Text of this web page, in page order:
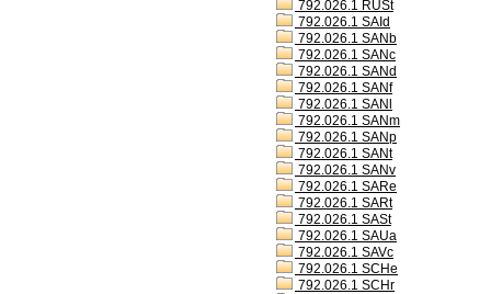
792.026.1 RUSt
792.026.1 SAId
792.026.1 SANb
792.026.1 SANc
792.026.1 SANd
792.026.1 SANf
792.026.1 SANl
792.026.1 SANm
792.026.1 SANp
792.026.1 SANt
792.026.1 SANv
792.026.1 SARe
792.026.1 SARt
792.026.1 SASt
792.026.1 SAUa
792.026.1 SAVc
792.026.1 SCHe
792.026.1 SCHr